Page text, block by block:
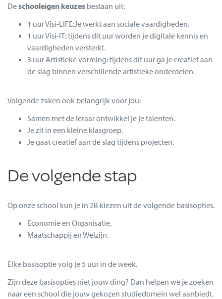
Deschooleigen keuzes bestaan uit:
1 uur Visi-LIFE:Je werkt aan sociale vaardigheden.
1 uur Visi-IT: tijdens dit uur worden je digitale kennis en
vaardigheden versterkt.
3 uur Artistieke vorming: tijdens dit uur ga je creatief aan
de slag binnen verschillende artistieke onderdelen.
Volgende zaken ook belangrijk voor jou:
Samen met de leraar ontwikkel je je talenten.
Je zit in een kleine klasgroep.
Je gaat creatief aan de slag tijdens projecten.
De volgende stap
Op onze school kun je in 2B kiezen uit de volgende basisopties.
Economie en Organisatie,
Maatschappij en Welzijn.
Elke basisoptie volg je 5 uur in de week.
Zijn deze basisopties niet jouw ding? Dan helpen we je zoeken
naar een school die jouw gekozen studiedomein wel aanbiedt.